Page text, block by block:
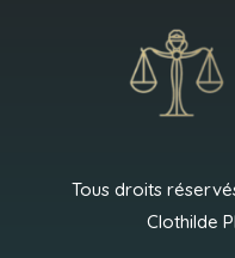
Tous droits
Clothilde